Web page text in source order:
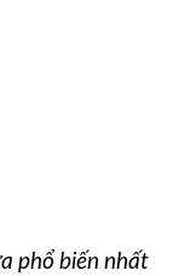
phổ biến nhất